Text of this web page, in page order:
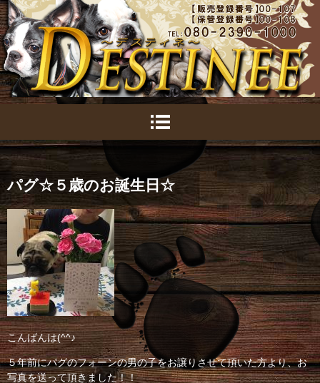
パグ☆５歳のお誕生日☆
こんばんは(^^♪
５年前にパグのフォーンの男の子をお譲りさせて頂いた方より、お
写真を送って頂きました！！